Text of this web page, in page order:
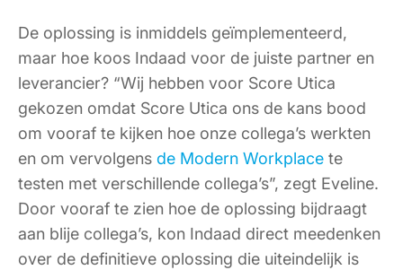
De oplossing is inmiddels geïmplementeerd,
maar hoe koos Indaad voor de juiste partner en
leverancier? “Wij hebben voor Score Utica
gekozen omdat Score Utica ons de kans bood
om vooraf te kijken hoe onze collega’s werkten
en om vervolgens de Modern Workplace te
testen met verschillende collega’s”, zegt Eveline.
Door vooraf te zien hoe de oplossing bijdraagt
aan blije collega’s, kon Indaad direct meedenken
over de definitieve oplossing die uiteindelijk is